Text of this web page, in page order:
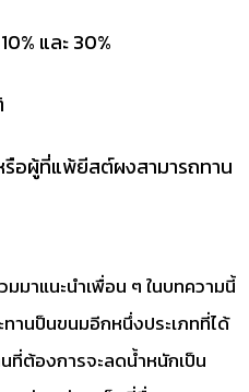
และ 30%
อผู้ที่แพ้ยีสต์ผงสามารถทาน
มาแนะนำเพื่อน ๆ ในบทความนี้
ทานป็นขนมอีกหนึ่งประเภทที่ได้
ที่ต้องการจะลดน้ำหนักเป็น